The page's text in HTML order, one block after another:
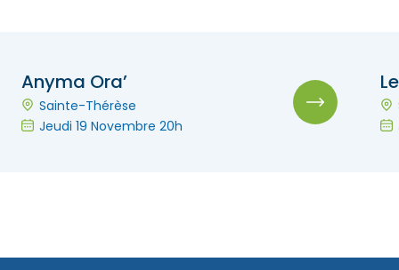
Anyma Ora’
Sainte-Thérèse
Jeudi 19 Novembre 20h